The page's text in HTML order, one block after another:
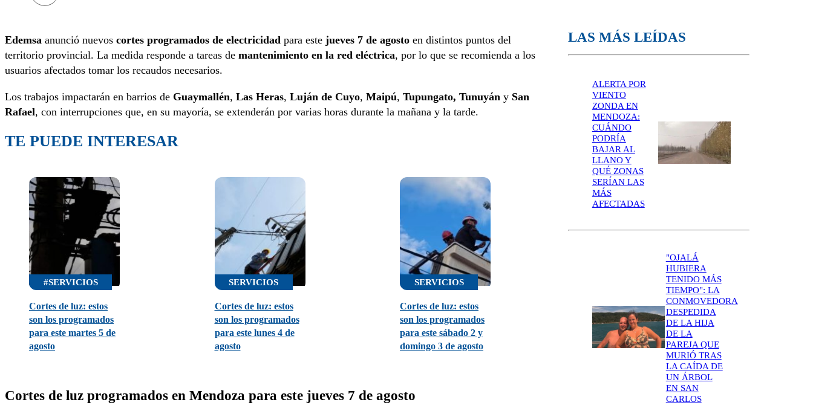
Edemsa anunció nuevos cortes programados de electricidad para este jueves 7 de agosto en distintos puntos del
territorio provincial. La medida responde a tareas de mantenimiento en la red eléctrica, por lo que se recomienda a los
usuarios afectados tomar los recaudos necesarios.
Los trabajos impactarán en barrios de Guaymallén, Las Heras, Luján de Cuyo, Maipú, Tupungato, Tunuyán y San
Rafael, con interrupciones que, en su mayoría, se extenderán por varias horas durante la mañana y la tarde.
TE PUEDE INTERESAR
#SERVICIOS
Cortes de luz: estos
son los programados
para este martes 5 de
agosto
SERVICIOS
Cortes de luz: estos
son los programados
para este lunes 4 de
agosto
SERVICIOS
Cortes de luz: estos
son los programados
para este sábado 2 y
domingo 3 de agosto
Cortes de luz programados en Mendoza para este jueves 7 de agosto
LAS MÁS LEÍDAS
ALERTA POR
VIENTO
ZONDA EN
MENDOZA:
CUÁNDO
PODRÍA
BAJAR AL
LLANO Y
QUÉ ZONAS
SERÍAN LAS
MÁS
AFECTADAS
"OJALÁ
HUBIERA
TENIDO MÁS
TIEMPO": LA
CONMOVEDORA
DESPEDIDA
DE LA HIJA
DE LA
PAREJA QUE
MURIÓ TRAS
LA CAÍDA DE
UN ÁRBOL
EN SAN
CARLOS